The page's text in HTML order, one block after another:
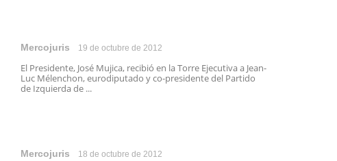
Mercojuris 19 de octubre de 2012
El Presidente, José Mujica, recibió en la Torre Ejecutiva a Jean-
Luc Mélenchon, eurodiputado y co-presidente del Partido
de Izquierda de ...
Mercojuris 18 de octubre de 2012